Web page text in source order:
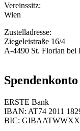
Vereinssitz:
Wien
Zustelladresse:
Ziegeleistraße 16/4
A-4490 St. Florian bei
Spendenkonto
ERSTE Bank
IBAN: AT74 2011
BIC: